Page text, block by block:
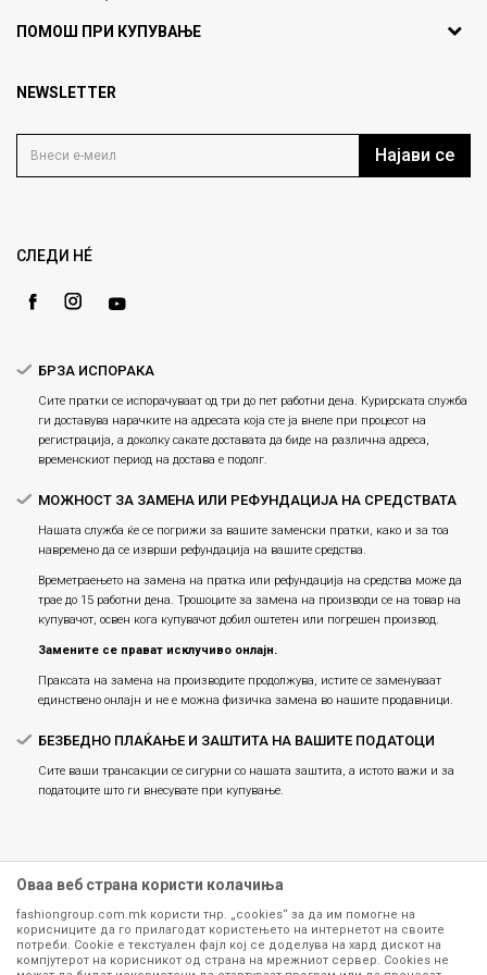
За нас
Продавници
Блог
Gift Card
ПОМОШ ПРИ КУПУВАЊЕ
Политика на приватност
Како да купите
Замена и рефундација на производи
NEWSLETTER
Најави се
СЛЕДИ НÉ
БРЗА ИСПОРАКА
Сите пратки се испорачуваат од три до пет работни дена. Курирската служба
ги доставува нарачките на адресата која сте ја внеле при процесот на
регистрација, а доколку сакате доставата да биде на различна адреса,
временскиот период на достава е подолг.
МОЖНОСТ ЗА ЗАМЕНА ИЛИ РЕФУНДАЦИЈА НА СРЕДСТВАТА
Нашата служба ќе се погрижи за вашите заменски пратки, како и за тоа
навремено да се изврши рефундација на вашите средства.
Времетраењето на замена на пратка или рефундацијa на средства може да
трае до 15 работни дена. Трошоците за замена на производи се на товар на
купувачот, освен кога купувачот добил оштетен или погрешен производ.
Замените се прават исклучиво онлајн.
Праксата на замена на производите продолжува, истите се заменуваат
единствено онлајн и не е можна физичка замена во нашите продавници.
БЕЗБЕДНО ПЛАЌАЊЕ И ЗАШТИТА НА ВАШИТЕ ПОДАТОЦИ
Сите ваши трансакции се сигурни со нашата заштита, а истото важи и за
податоците што ги внесувате при купување.
Оваа веб страна користи колачиња
fashiongroup.com.mk користи тнр. „cookies“ за да им помогне на
корисниците да го прилагодат користењето на интернетот на своите
потреби. Cookie е текстуален фајл кој се доделува на хард дискот на
компјутерот на корисникот од страна на мрежниот сервер. Cookies не